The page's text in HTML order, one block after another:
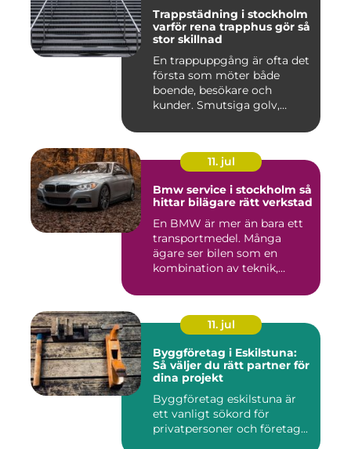
Trappstädning i stockholm
varför rena trapphus gör så
stor skillnad
En trappuppgång är ofta det
första som möter både
boende, besökare och
kunder. Smutsiga golv,
11. jul
Bmw service i stockholm så
hittar bilägare rätt verkstad
En BMW är mer än bara ett
transportmedel. Många
ägare ser bilen som en
kombination av teknik,
11. jul
Byggföretag i Eskilstuna:
Så väljer du rätt partner för
dina projekt
Byggföretag eskilstuna är
ett vanligt sökord för
privatpersoner och företag...